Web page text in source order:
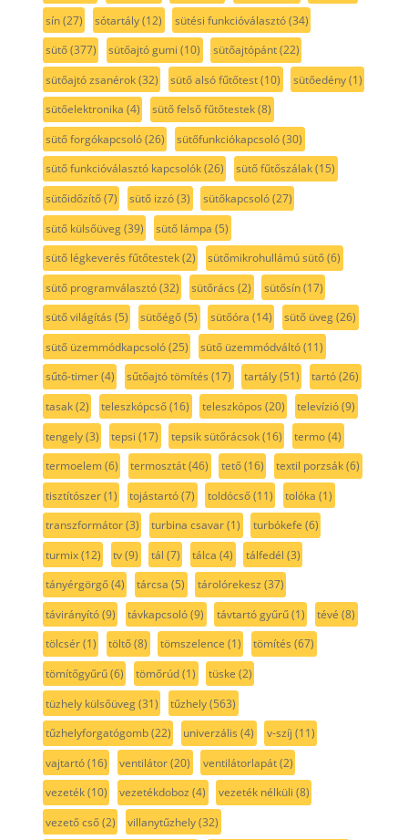
sín(27) sótartály(12) sütési funkcióválasztó(34)
sütő(377) sütőajtó gumi (10) sütőajtópánt(22)
sütőajtó zsanérok(32) sütő alsó fűtőtest(10) sütőedény(1)
sütőelektronika (4) sütő felső fűtőtestek(8)
sütő forgókapcsoló(26) sütőfunkciókapcsoló(30)
sütő funkcióválasztó kapcsolók(26) sütő fűtőszálak(15)
sütőidőzítő(7) sütő izzó(3) sütőkapcsoló(27)
sütő külsőüveg(39) sütő lámpa (5)
sütő légkeverés fűtőtestek(2) sütőmikrohullámú sütő(6)
sütő programválasztó(32) sütőrács (2) sütősín(17)
sütő világítás (5) sütőégő(5) sütőóra (14) sütő üveg(26)
sütő üzemmódkapcsoló(25) sütő üzemmódváltó(11)
sűtő-timer(4) sűtőajtó tömítés (17) tartály(51) tartó(26)
tasak(2) teleszkópcső(16) teleszkópos (20) televízió(9)
tengely(3) tepsi (17) tepsik sütőrácsok(16) termo(4)
termoelem(6) termosztát(46) tető(16) textil porzsák(6)
tisztítószer(1) tojástartó(7) toldócső(11) tolóka (1)
transzformátor(3) turbina csavar(1) turbókefe (6)
turmix(12) tv(9) tál (7) tálca (4) tálfedél (3)
tányérgörgő(4) tárcsa (5) tárolórekesz (37)
távirányító(9) távkapcsoló(9) távtartó gyűrű(1) tévé (8)
tölcsér(1) töltő(8) tömszelence (1) tömítés (67)
tömítőgyűrű(6) tömőrúd(1) tüske (2)
tüzhely külsőüveg(31) tűzhely(563)
tűzhelyforgatógomb(22) univerzális (4) v-szíj (11)
vajtartó(16) ventilátor(20) ventilátorlapát(2)
vezeték(10) vezetékdoboz (4) vezeték nélküli (8)
vezető cső(2) villanytűzhely(32)